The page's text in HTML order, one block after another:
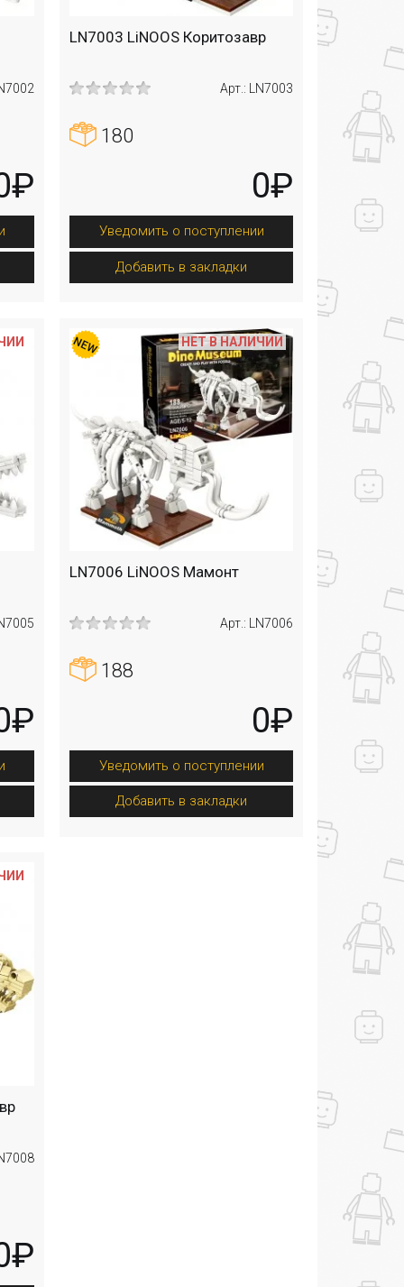
LN7003 LiNOOS Коритозавр
Арт.: LN7003
180
0₽
Уведомить о поступлении
Добавить в закладки
LN7006 LiNOOS Мамонт
Арт.: LN7006
188
0₽
Уведомить о поступлении
Добавить в закладки
НЕТ В НАЛИЧИИ